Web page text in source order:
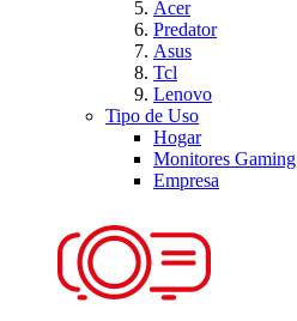
Acer
Predator
Asus
Tcl
Lenovo
Tipo de Uso
Hogar
Monitores Gaming
Empresa